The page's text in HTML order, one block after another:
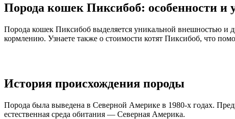
Порода кошек Пиксибоб: особенности и
Порода кошек Пиксибоб выделяется уникальной внешностью и
кормлению. Узнаете также о стоимости котят Пиксибоб, что
История происхождения породы
Порода была выведена в Северной Америке в 1980-х годах.
естественная среда обитания — Северная Америка.